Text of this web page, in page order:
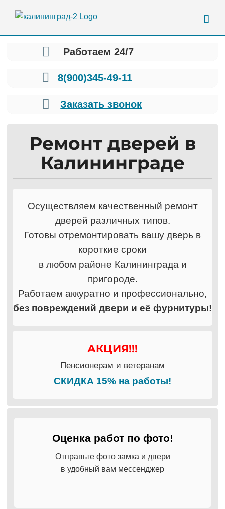
Работаем 24/7
8(900)345-49-11
Заказать звонок
Ремонт дверей в
Калининграде
Осуществляем качественный ремонт
дверей различных типов.
Готовы отремонтировать вашу дверь в
короткие сроки
в любом районе Калининграда и
пригороде.
Работаем аккуратно и профессионально,
без повреждений двери и её фурнитуры!
АКЦИЯ!!!
Пенсионерам и ветеранам
СКИДКА 15% на работы!
Оценка работ по фото!
Отправьте фото замка и двери
в удобный вам мессенджер